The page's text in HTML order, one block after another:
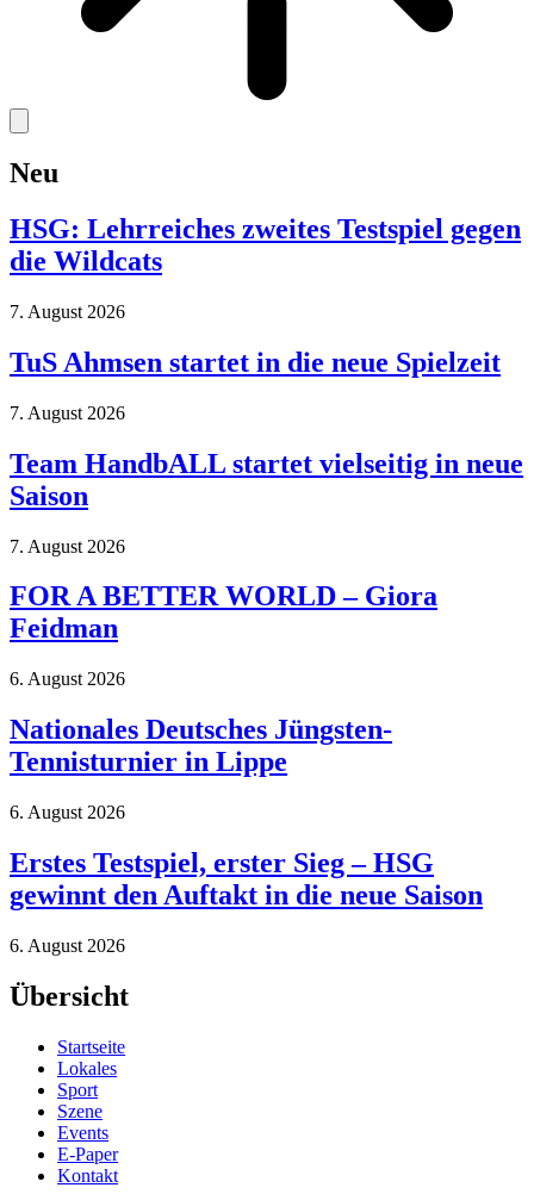
Neu
HSG: Lehrreiches zweites Testspiel gegen
die Wildcats
7. August 2026
TuS Ahmsen startet in die neue Spielzeit
7. August 2026
Team HandbALL startet vielseitig in neue
Saison
7. August 2026
FOR A BETTER WORLD – Giora
Feidman
6. August 2026
Nationales Deutsches Jüngsten-
Tennisturnier in Lippe
6. August 2026
Erstes Testspiel, erster Sieg – HSG
gewinnt den Auftakt in die neue Saison
6. August 2026
Übersicht
Startseite
Lokales
Sport
Szene
Events
E-Paper
Kontakt